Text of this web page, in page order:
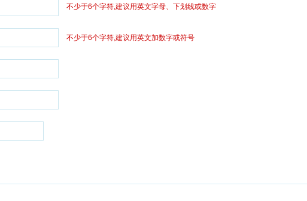
不少于6个字符,建议用英文字母、下划线或数字
不少于6个字符,建议用英文加数字或符号